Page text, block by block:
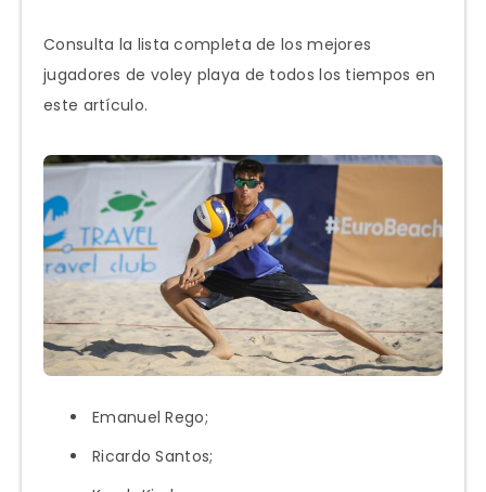
Consulta la lista completa de los mejores
jugadores de voley playa de todos los tiempos en
este artículo.
Emanuel Rego;
Ricardo Santos;